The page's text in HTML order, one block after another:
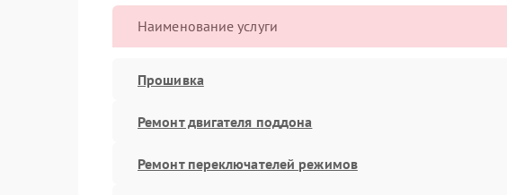
Наименование услуги
Прошивка
Ремонт двигателя поддона
Ремонт переключателей режимов